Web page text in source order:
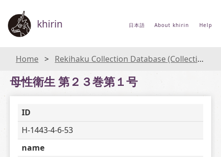
khirin 日本語 About khirin Help
Home Rekihaku Collection Database (Collections Database of the National Museum of Japanese History)
母性衛生 第２３巻第１号
ID
H-1443-4-6-53
name